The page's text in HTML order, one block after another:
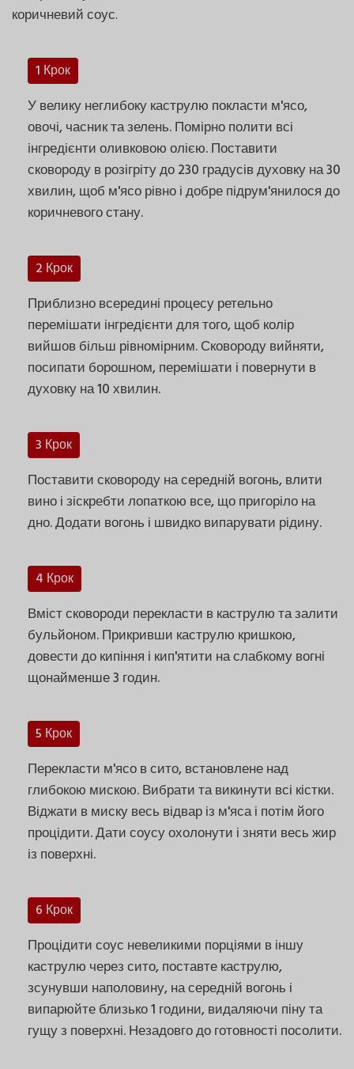
коричневий соус.
1 Крок
У велику неглибоку каструлю покласти м'ясо,
овочі, часник та зелень. Помірно полити всі
інгредієнти оливковою олією. Поставити
сковороду в розігріту до 230 градусів духовку на 30
хвилин, щоб м'ясо рівно і добре підрум'янилося до
коричневого стану.
2 Крок
Приблизно всередині процесу ретельно
перемішати інгредієнти для того, щоб колір
вийшов більш рівномірним. Сковороду вийняти,
посипати борошном, перемішати і повернути в
духовку на 10 хвилин.
3 Крок
Поставити сковороду на середній вогонь, влити
вино і зіскребти лопаткою все, що пригоріло на
дно. Додати вогонь і швидко випарувати рідину.
4 Крок
Вміст сковороди перекласти в каструлю та залити
бульйоном. Прикривши каструлю кришкою,
довести до кипіння і кип'ятити на слабкому вогні
щонайменше 3 годин.
5 Крок
Перекласти м'ясо в сито, встановлене над
глибокою мискою. Вибрати та викинути всі кістки.
Віджати в миску весь відвар із м'яса і потім його
процідити. Дати соусу охолонути і зняти весь жир
із поверхні.
6 Крок
Процідити соус невеликими порціями в іншу
каструлю через сито, поставте каструлю,
зсунувши наполовину, на середній вогонь і
випарюйте близько 1 години, видаляючи піну та
гущу з поверхні. Незадовго до готовності посолити.